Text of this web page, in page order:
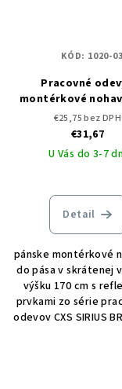
Pracovné
montérkové
pása CXS SIRIUS
- skrátené
€25,75 bez DPH
€31,67
U Vás do 3-7
Detail
pánske montérkové
do pása v skrátenej
výšku 170 cm s
prvkami zo série
odevov CXS SIRIUS
KÓD: 1020-